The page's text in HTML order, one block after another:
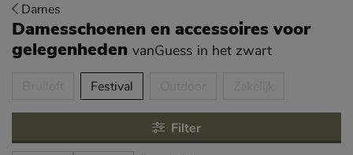
Dames
Damesschoenen en accessoires voor
gelegenheden vanGuess in het zwart
Festival
Filter